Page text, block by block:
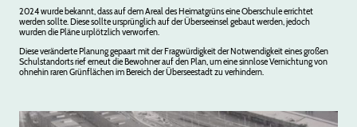
2024 wurde bekannt, dass auf dem Areal des Heimatgrüns eine Oberschule errichtet
werden sollte. Diese sollte ursprünglich auf der Überseeinsel gebaut werden, jedoch
wurden die Pläne urplötzlich verworfen.
Diese veränderte Planung gepaart mit der Fragwürdigkeit der Notwendigkeit eines großen
Schulstandorts rief erneut die Bewohner auf den Plan, um eine sinnlose Vernichtung von
ohnehin raren Grünflächen im Bereich der Überseestadt zu verhindern.